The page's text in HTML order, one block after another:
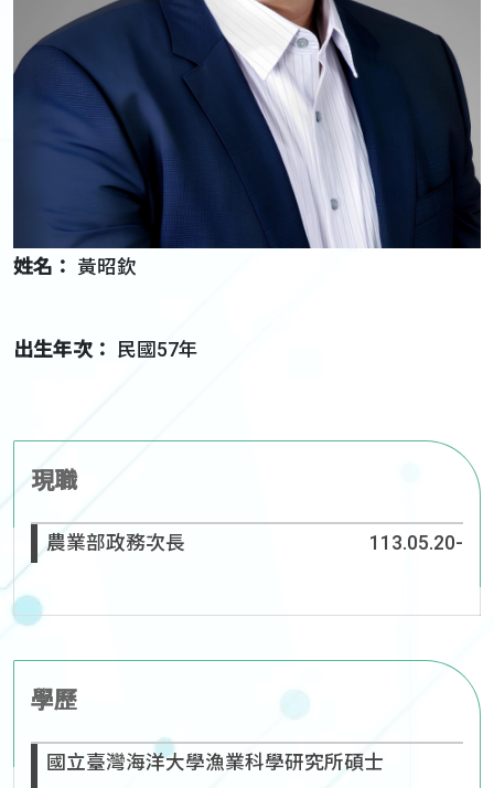
姓名： 黃昭欽
出生年次： 民國57年
現職
農業部政務次長 113.05.20-
學歷
國立臺灣海洋大學漁業科學研究所碩士